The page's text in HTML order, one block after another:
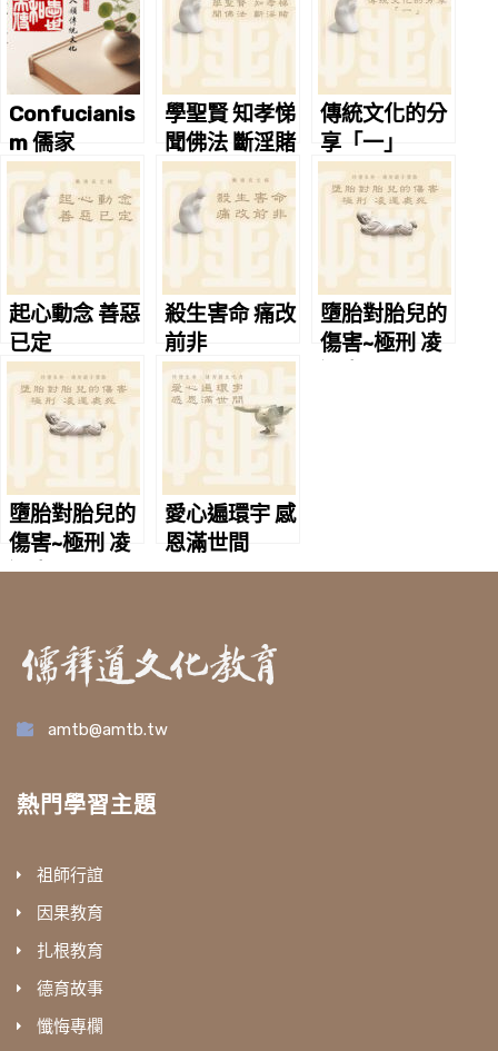
Confucianis
m 儒家
學聖賢 知孝悌
聞佛法 斷淫賭
傳統文化的分
享「一」
起心動念 善惡
已定
殺生害命 痛改
前非
墮胎對胎兒的
傷害~極刑 凌
墮胎對胎兒的
傷害~極刑 凌
遲處死
愛心遍環宇 感
恩滿世間
amtb@amtb.tw
熱門學習主題
祖師行誼
因果教育
扎根教育
德育故事
懺悔專欄